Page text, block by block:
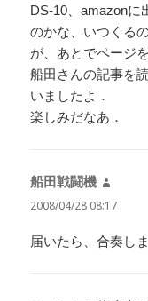
DS-10、amazonに
のかな、いつくる
が、あとでページ
船田さんの記事を
いましたよ．
楽しみだなあ．
船田戦闘機
り:
2008/04/28 08:17
届いたら、合奏し